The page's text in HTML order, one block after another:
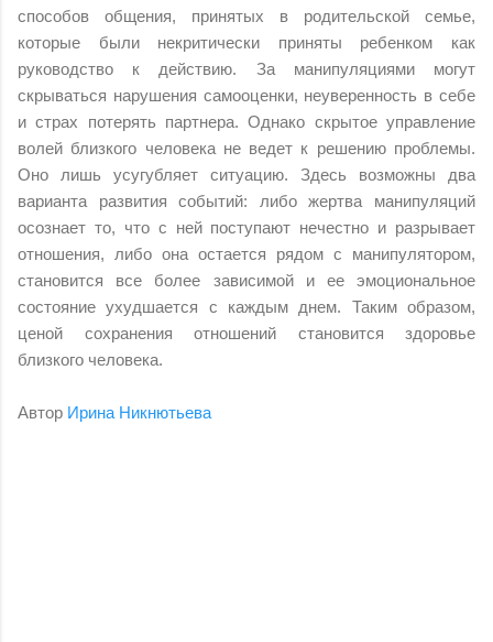
способов общения, принятых в родительской семье,
которые были некритически приняты ребенком как
руководство к действию. За манипуляциями могут
скрываться нарушения самооценки, неуверенность в себе
и страх потерять партнера. Однако скрытое управление
волей близкого человека не ведет к решению проблемы.
Оно лишь усугубляет ситуацию. Здесь возможны два
варианта развития событий: либо жертва манипуляций
осознает то, что с ней поступают нечестно и разрывает
отношения, либо она остается рядом с манипулятором,
становится все более зависимой и ее эмоциональное
состояние ухудшается с каждым днем. Таким образом,
ценой сохранения отношений становится здоровье
близкого человека.
Автор Ирина Никнютьева